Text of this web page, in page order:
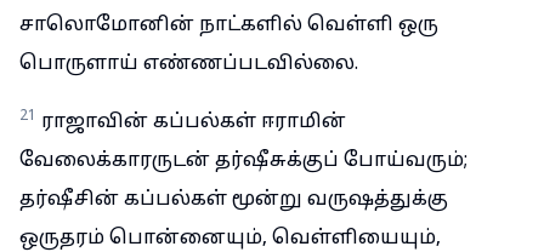
சாலொமோனின் நாட்களில் வெள்ளி ஒரு
பொருளாய் எண்ணப்படவில்லை.
21 ராஜாவின் கப்பல்கள் ஈராமின்
வேலைக்காரருடன் தர்ஷீசுக்குப் போய்வரும்;
தர்ஷீசின் கப்பல்கள் மூன்று வருஷத்துக்கு
ஒருதரம் பொன்னையும், வெள்ளியையும்,